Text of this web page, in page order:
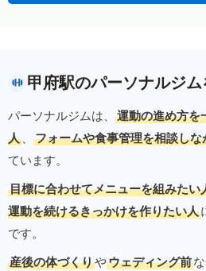
甲府駅のパーソナルジ
パーソナルジムは、
運動の進め方を
人 、 フォームや食事管理を相談し
ています。
目標に合わせてメニューを組みたい
運動を続けるきっかけを作りたい人
です。
産後の体づくりやウェディング前